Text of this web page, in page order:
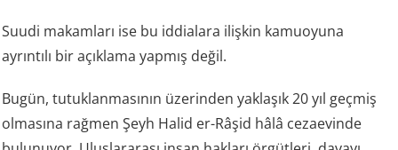
Suudi makamları ise bu iddialara ilişkin kamuoyuna
ayrıntılı bir açıklama yapmış değil.
Bugün, tutuklanmasının üzerinden yaklaşık 20 yıl geçmiş
olmasına rağmen Şeyh Halid er-Râşid hâlâ cezaevinde